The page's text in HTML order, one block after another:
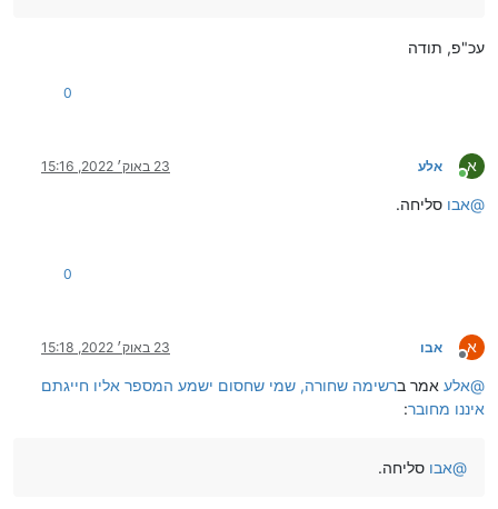
עכ"פ, תודה
0
א
מחובר
אלע 23 באוק׳ 2022, 15:16
@אבו סליחה.
0
א
מנותק
אבו 23 באוק׳ 2022, 15:18
@אלע אמר ברשימה שחורה, שמי שחסום ישמע המספר אליו חייגתם
איננו מחובר:
@אבו סליחה.